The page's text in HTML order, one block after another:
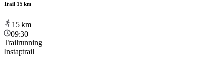
Trail 15 km
15 km
09:30
Trailrunning
Instaptrail